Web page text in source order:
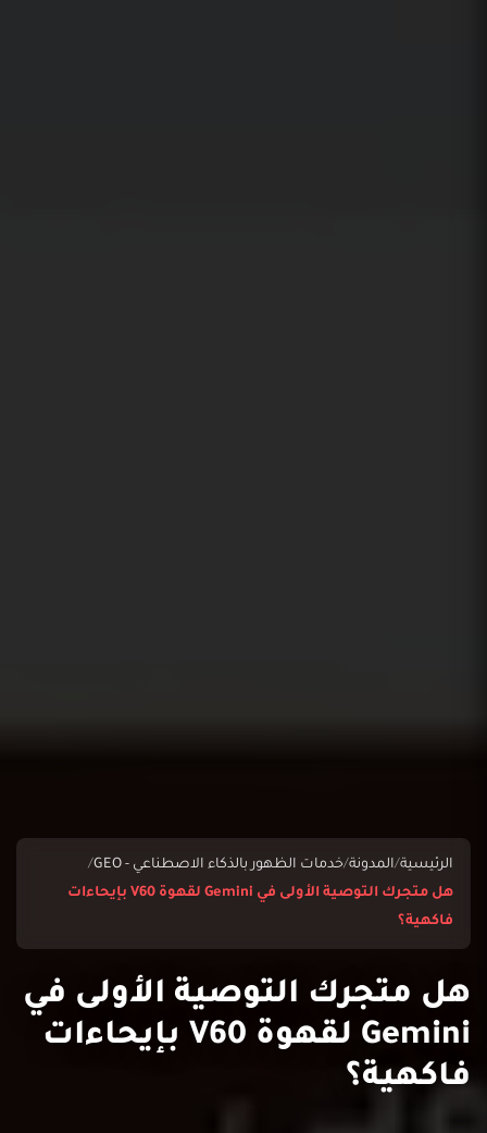
الرئيسية/المدونة/خدمات الظهور بالذكاء الاصطناعي - GEO
/
هل متجرك التوصية الأولى في Gemini لقهوة V60 بإيحاءات
فاكهية؟
هل متجرك التوصية الأولى في
Gemini لقهوة V60 بإيحاءات
فاكهية؟